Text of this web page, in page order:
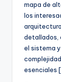
mapa de
los
detallados,
el sistema y
esenciales